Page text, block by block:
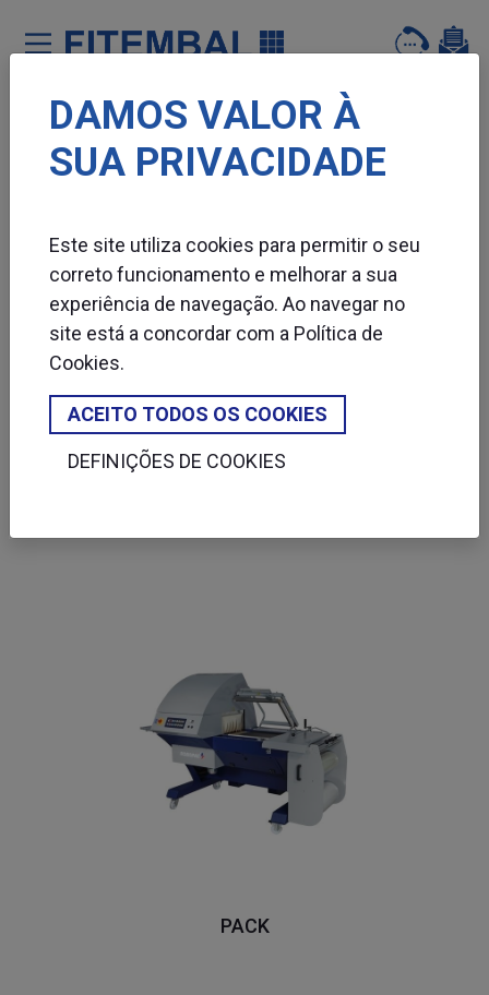
Saltar para o conteï¿½do principal da pï¿½gina
SOLDADURA EM L
PACK
DAMOS VALOR À
SUA PRIVACIDADE
Este site utiliza cookies para permitir o seu
correto funcionamento e melhorar a sua
experiência de navegação. Ao navegar no
site está a concordar com a Política de
Cookies.
ACEITO TODOS OS COOKIES
DEFINIÇÕES DE COOKIES